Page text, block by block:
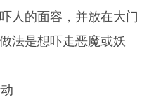
人的面容，并放在大门
法是想吓走恶魔或妖